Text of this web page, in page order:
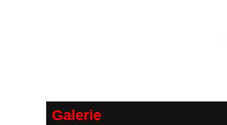
Galerie